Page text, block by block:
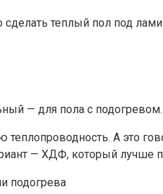
теплый пол под
— для пола с
А это
— ХДФ, который лучше